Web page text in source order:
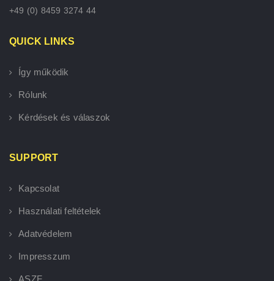
+49 (0) 8459 3274 44
QUICK LINKS
Így működik
Rólunk
Kérdések és válaszok
SUPPORT
Kapcsolat
Használati feltételek
Adatvédelem
Impresszum
ASZF